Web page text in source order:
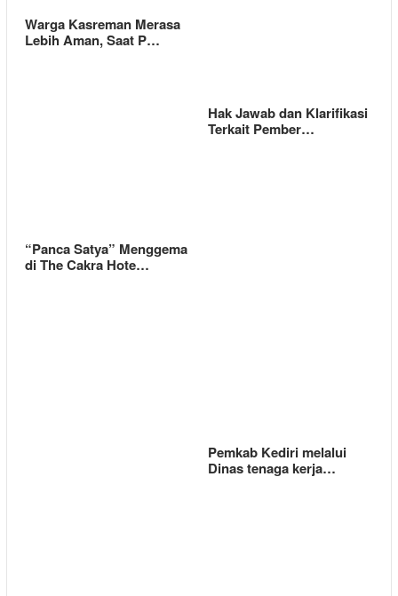
Warga Kasreman Merasa
Lebih Aman, Saat P…
Hak Jawab dan Klarifikasi
Terkait Pember…
“Panca Satya” Menggema
di The Cakra Hote…
Pemkab Kediri melalui
Dinas tenaga kerja…